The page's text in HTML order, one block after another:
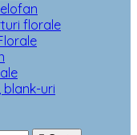
florale
blank-uri